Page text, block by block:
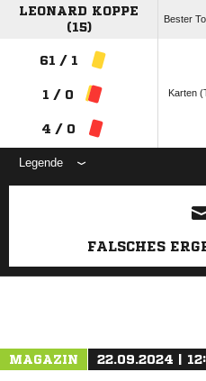
LEONARD KOPPE
(15)
Bester
61 / 1
1 / 0
4 / 0
Karten
Legende
FALSCHES
MAGAZIN 22.09.2024 |